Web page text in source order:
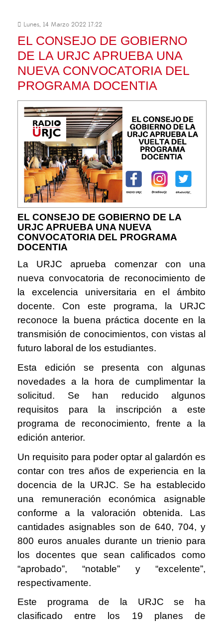
Lunes, 14 Marzo 2022 17:22
EL CONSEJO DE GOBIERNO
DE LA URJC APRUEBA UNA
NUEVA CONVOCATORIA DEL
PROGRAMA DOCENTIA
EL CONSEJO DE GOBIERNO DE LA
URJC APRUEBA UNA NUEVA
CONVOCATORIA DEL PROGRAMA
DOCENTIA
La URJC aprueba comenzar con una
nueva convocatoria de reconocimiento de
la excelencia universitaria en el ámbito
docente. Con este programa, la URJC
reconoce la buena práctica docente en la
transmisión de conocimientos, con vistas al
futuro laboral de los estudiantes.
Esta edición se presenta con algunas
novedades a la hora de cumplimentar la
solicitud. Se han reducido algunos
requisitos para la inscripción a este
programa de reconocimiento, frente a la
edición anterior.
Un requisito para poder optar al galardón es
contar con tres años de experiencia en la
docencia de la URJC. Se ha establecido
una remuneración económica asignable
conforme a la valoración obtenida. Las
cantidades asignables son de 640, 704, y
800 euros anuales durante un trienio para
los docentes que sean calificados como
“aprobado”, “notable” y “excelente”,
respectivamente.
Este programa de la URJC se ha
clasificado entre los 19 planes de